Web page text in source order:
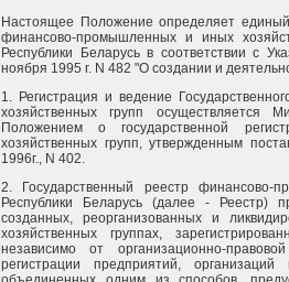
Настоящее Положение определяет
финансово-промышленных и иных
Республики Беларусь в соответствии с
ноября 1995 г. N 482 "О создании и
1. Регистрация и ведение
хозяйственных групп осуществляется
Положением о государственной
хозяйственных групп, утвержденным
1996г., N 402.
2. Государственный реестр финансово-
Республики Беларусь (далее - Реестр)
созданных, реорганизованных и
хозяйственных группах,
независимо от организационно-
регистрации предприятий,